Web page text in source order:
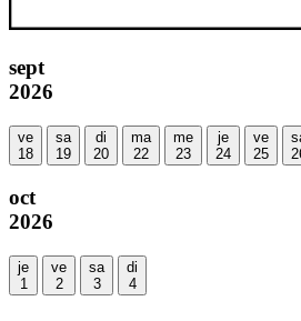
sept
2026
ve
18
sa
19
di
20
ma
22
me
23
je
24
ve
25
oct
2026
je
1
ve
2
sa
3
di
4